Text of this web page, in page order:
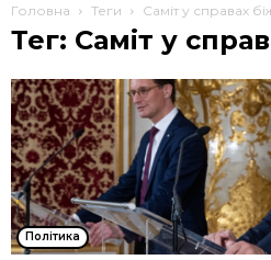
Головна Теги Саміт у справах
Тег: Саміт у
Політика